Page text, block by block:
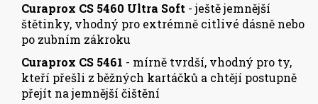
Curaprox CS 5460 Ultra Soft - ještě jemnější
štětinky, vhodný pro extrémně citlivé dásně nebo
po zubním zákroku
Curaprox CS 5461 - mírně tvrdší, vhodný pro ty,
kteří přešli z běžných kartáčků a chtějí postupně
přejít na jemnější čištění